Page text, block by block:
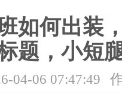
如何出装
题，小短
04-06 07:47:49